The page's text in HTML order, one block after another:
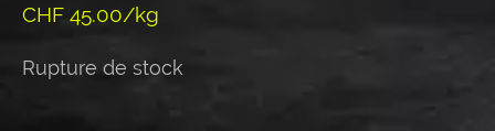
CHF 45.00/kg
Rupture de stock